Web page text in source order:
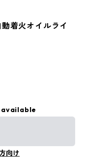
着火オイルライ
向け